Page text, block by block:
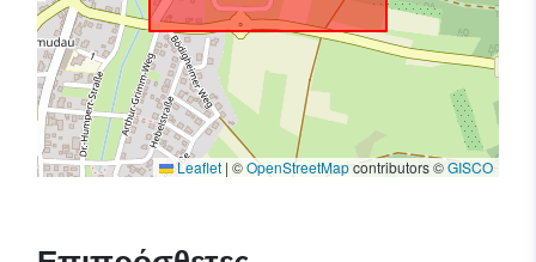
Leaflet | ©OpenStreetMapcontributors ©GISCO